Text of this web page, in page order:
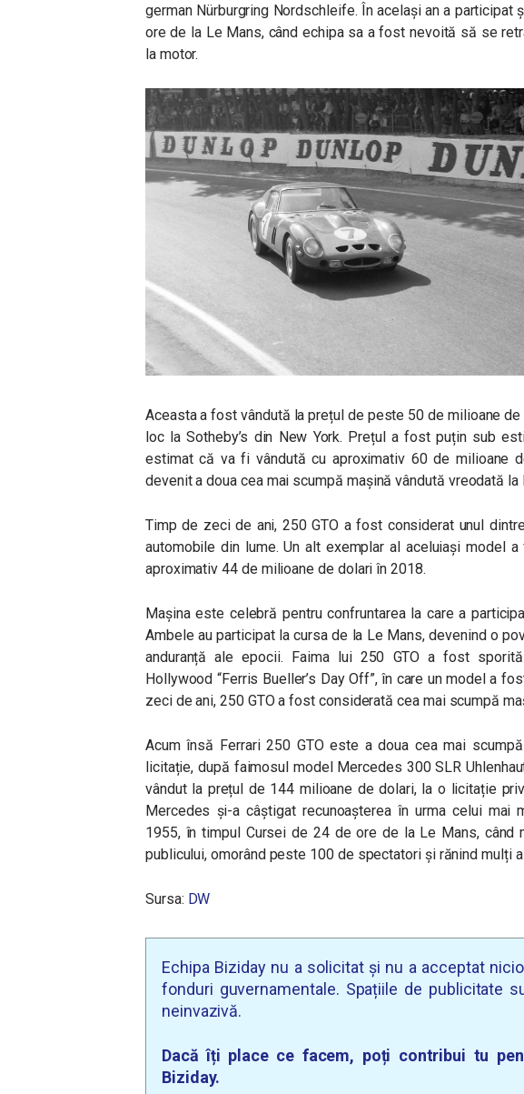
german Nürburgring Nordschleife. În același an a participat
ore de la Le Mans, când echipa sa a fost nevoită să se
la motor.
Aceasta a fost vândută la prețul de peste 50 de milioane
loc la Sotheby’s din New York. Prețul a fost puțin sub
estimat că va fi vândută cu aproximativ 60 de milioane
devenit a doua cea mai scumpă mașină vândută vreodată la
Timp de zeci de ani, 250 GTO a fost considerat unul
automobile din lume. Un alt exemplar al aceluiași model
aproximativ 44 de milioane de dolari în 2018.
Mașina este celebră pentru confruntarea la care a
Ambele au participat la cursa de la Le Mans, devenind o
anduranță ale epocii. Faima lui 250 GTO a fost
Hollywood “Ferris Bueller’s Day Off”, în care un model a
zeci de ani, 250 GTO a fost considerată cea mai scumpă
Acum însă Ferrari 250 GTO este a doua cea mai
licitație, după faimosul model Mercedes 300 SLR
vândut la prețul de 144 milioane de dolari, la o licitație
Mercedes și-a câștigat recunoașterea în urma celui mai
1955, în timpul Cursei de 24 de ore de la Le Mans, când
publicului, omorând peste 100 de spectatori și rănind mulți
Sursa: DW
Echipa Biziday nu a solicitat și nu a acceptat
fonduri guvernamentale. Spațiile de publicitate
neinvazivă.
Dacă îți place ce facem, poți contribui tu
Biziday.